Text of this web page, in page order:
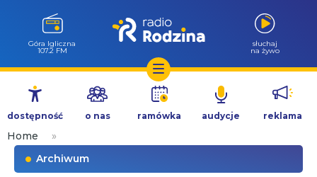
Przejdź
treści
Góra Igliczna
107.2 FM
słuchaj
na żywo
dostępność o nas ramówka audycje reklama
Home
»
Archiwum